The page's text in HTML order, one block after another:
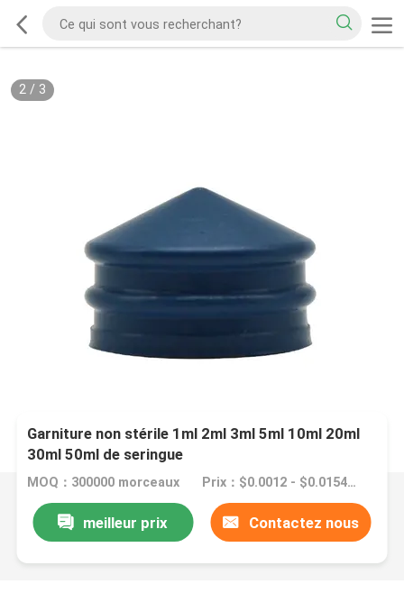
2/ 3
Garniture non stérile 1ml 2ml 3ml 5ml 10ml 20ml
30ml 50ml de seringue
MOQ：300000 morceaux Prix：$0.0012 - $0.0154/pieces
meilleur prix Contactez nous